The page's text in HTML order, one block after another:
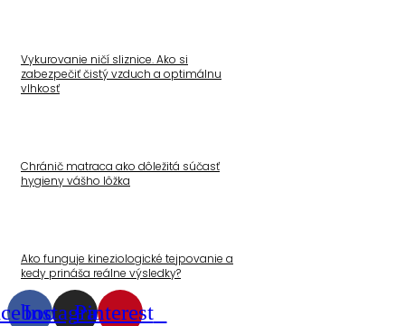
Vykurovanie ničí sliznice. Ako si
zabezpečiť čistý vzduch a optimálnu
vlhkosť
Chránič matraca ako dôležitá súčasť
hygieny vášho lôžka
Ako funguje kineziologické tejpovanie a
kedy prináša reálne výsledky?
InstagramPinterest